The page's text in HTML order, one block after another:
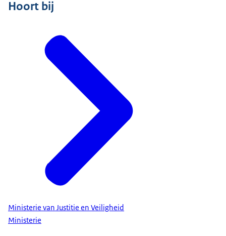
Hoort bij
Ministerie van Justitie en Veiligheid
Ministerie